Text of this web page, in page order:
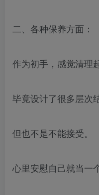
二、各种保养方面：
作为初手，感觉清理
毕竟设计了很多层次
但也不是不能接受。
心里安慰自己就当一